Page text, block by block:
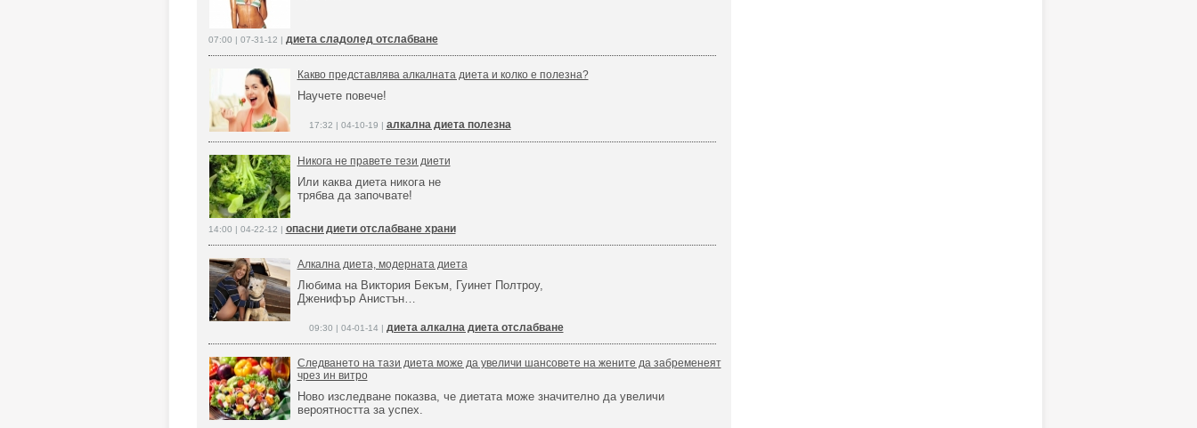
07:00 | 07-31-12 | диета сладолед отслабване
Какво представлява алкалната диета и колко е полезна?
Научете повече!
17:32 | 04-10-19 | алкална диета полезна
Никога не правете тези диети
Или каква диета никога не
трябва да започвате!
14:00 | 04-22-12 | опасни диети отслабване храни
Алкална диета, модерната диета
Любима на Виктория Бекъм, Гуинет Полтроу,
Дженифър Анистън…
09:30 | 04-01-14 | диета алкална диета отслабване
Следването на тази диета може да увеличи шансовете на жените да забременеят
чрез ин витро
Ново изследване показва, че диетата може значително да увеличи
вероятността за успех.